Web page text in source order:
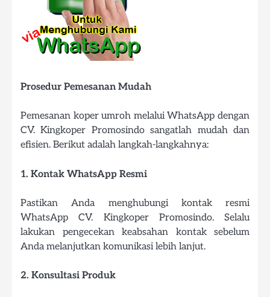
Prosedur Pemesanan Mudah
Pemesanan koper umroh melalui WhatsApp dengan
CV. Kingkoper Promosindo sangatlah mudah dan
efisien. Berikut adalah langkah-langkahnya:
1. Kontak WhatsApp Resmi
Pastikan Anda menghubungi kontak resmi
WhatsApp CV. Kingkoper Promosindo. Selalu
lakukan pengecekan keabsahan kontak sebelum
Anda melanjutkan komunikasi lebih lanjut.
2. Konsultasi Produk